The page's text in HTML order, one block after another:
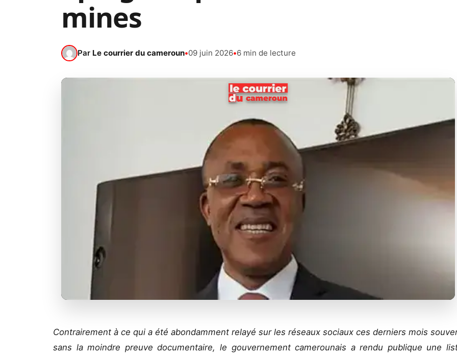
mines
Par Le courrier du cameroun•09 juin 2026•6 min de lecture
Contrairement à ce qui a été abondamment relayé sur les réseaux sociaux ces derniers mois
sans la moindre preuve documentaire, le gouvernement camerounais a rendu publique une